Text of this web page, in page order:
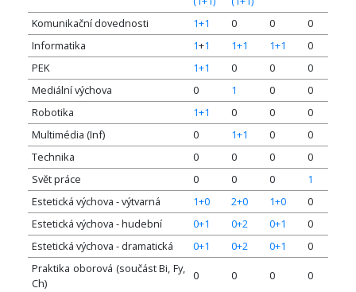
Komunikační dovednosti 1+1 0 0
0
Informatika
1+1 1+1 1+1
0
PEK
1+1 0 0
0
Mediální výchova
0 1 0
0
Robotika
1+1 0 0
0
Multimédia (Inf)
0 1+1 0
0
Technika
0 0 0
0
Svět práce
0 0 0
1
Estetická výchova - výtvarná
1+0 2+0 1+0
0
Estetická výchova - hudební
0+1 0+2 0+1
0
Estetická výchova - dramatická
0+1 0+2 0+1
0
Praktika oborová (součást Bi, Fy,
Ch)
0 0 0 0